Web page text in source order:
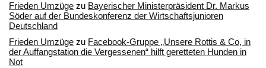
Frieden Umzüge zu Bayerischer Ministerpräsident Dr. Markus
Söder auf der Bundeskonferenz der Wirtschaftsjunioren
Deutschland
Frieden Umzüge zu Facebook-Gruppe „Unsere Rottis & Co, in
der Auffangstation die Vergessenen“ hilft geretteten Hunden in
Not